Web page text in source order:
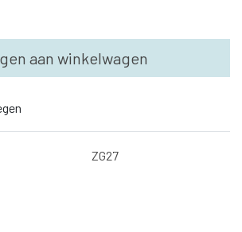
aan winkelwagen
ZG27